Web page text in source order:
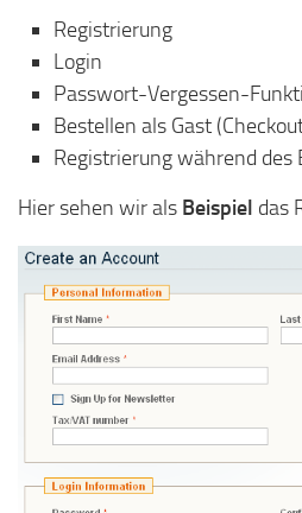
Registrierung
Login
Passwort-Vergessen-
Bestellen als Gast
Registrierung während des
Hier sehen wir als Beispiel das